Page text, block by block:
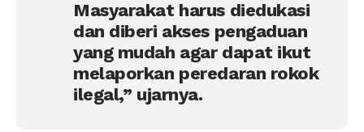
Masyarakat harus diedukasi
dan diberi akses pengaduan
yang mudah agar dapat ikut
melaporkan peredaran rokok
ilegal,” ujarnya.